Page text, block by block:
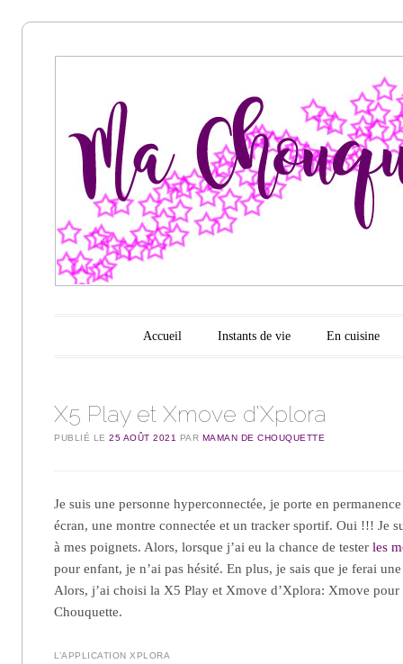
Ma
chouquette
d'amour
Menu principal
Aller au contenu
Accueil Instants de vie En cuisine
X5 Play et Xmove d’Xplora
PUBLIÉ LE25 AOÛT 2021 PAR MAMAN DE CHOUQUETTE
Je suis une personne hyperconnectée, je porte en
écran, une montre connectée et un tracker sportif. Oui !!! Je
à mes poignets. Alors, lorsque j’ai eu la chance de testerles
pour enfant, je n’ai pas hésité. En plus, je sais que je ferai
Alors, j’ai choisi la X5 Play et Xmove d’Xplora: Xmove
Chouquette.
L’APPLICATION XPLORA